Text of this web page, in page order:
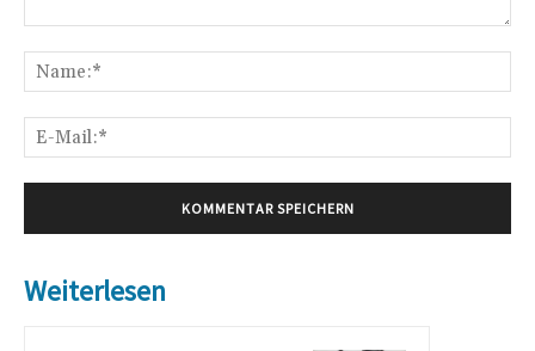
Weiterlesen